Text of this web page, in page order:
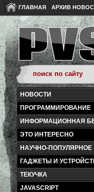
ГЛАВНАЯ АРХИВ
НОВОСТИ
ПРОГРАММИРОВАНИЕ
ИНФОРМАЦИОННАЯ
ЭТО ИНТЕРЕСНО
НАУЧНО-ПОПУЛЯРНОЕ
ГАДЖЕТЫ И
ТЕКУЧКА
JAVASCRIPT